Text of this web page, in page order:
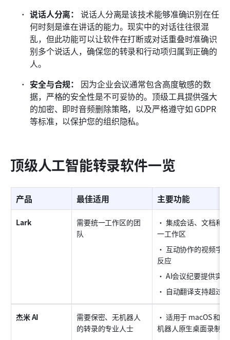
说话人分离： 说话人分离是该技术能够准确识别在任
何时刻是谁在讲话的能力。现实中的对话往往很混
乱，但此功能可以让软件在打断或对话重叠时准确识
别多个说话人，确保您的转录和行动项归属到正确的
人。
安全与合规：
因为企业会议通常包含高度敏感的数
据，严格的安全性是不可妥协的。顶级工具提供强大
的加密、即时音频删除策略，以及严格遵守如 GDPR
等标准，以保护您的组织隐私。
顶级人工智能转录软件一览
产品 最佳适用 主要功能
Lark
需要统一工作区的团
队
• 集成会话、文档和
一工作区
• 互动协作的视频字
反应
• AI会议纪要提供实
• 自动翻译支持超过
杰米 AI
需要保密、无机器人
的转录的专业人士
• 适用于 macOS 和
机器人原生桌面录制器